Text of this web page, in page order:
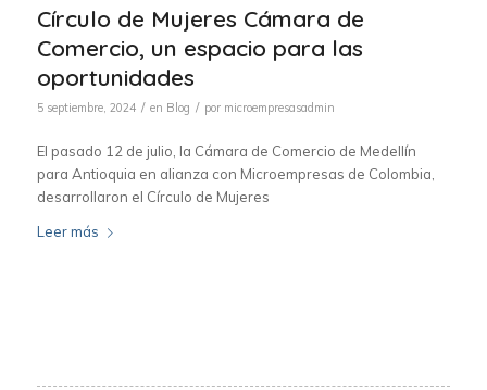
Círculo de Mujeres Cámara de
Comercio, un espacio para las
oportunidades
5 septiembre, 2024 / en Blog / por microempresasadmin
El pasado 12 de julio, la Cámara de Comercio de Medellín
para Antioquia en alianza con Microempresas de Colombia,
desarrollaron el Círculo de Mujeres
Leer más